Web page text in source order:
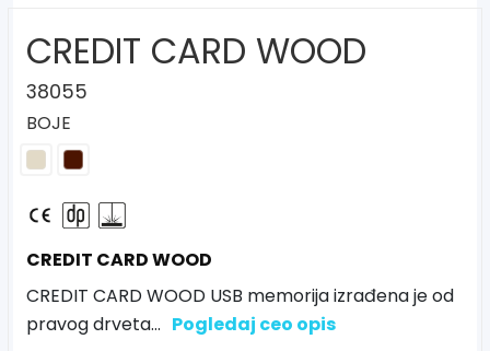
CREDIT CARD WOOD
38055
BOJE
CREDIT CARD WOOD
CREDIT CARD WOOD USB memorija izrađena je od
pravog drveta... Pogledaj ceo opis